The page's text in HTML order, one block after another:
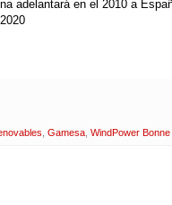
adelantará en el 2010 a
Gamesa WindPower